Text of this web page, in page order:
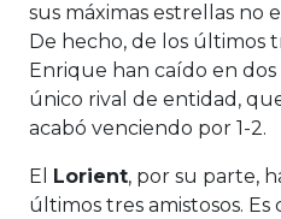
sus máximas estrellas no
De hecho, de los últimos
Enrique han caído en dos
único rival de entidad,
acabó venciendo por 1-2.
El Lorient, por su parte,
últimos tres amistosos.